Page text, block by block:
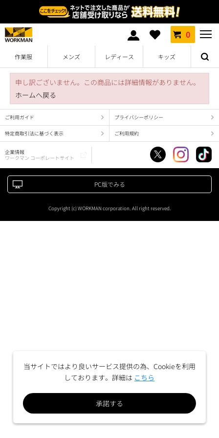
0
作業服 メンズ レディース キッズ
申し訳ございません。この商品には詳細情報がありません。
ホームへ戻る
ご利用ガイド プライバシーポリシー
特定商取引法に基づく表示 ご利用規約
企業情報
ワークマン コーポレートサイト
PC版でみる
Copyright (c) WORKMAN corporation. All right reserved.
当サイトではより良いサービス提供の為、Cookieを利用
しております。詳細は こちら
承諾する